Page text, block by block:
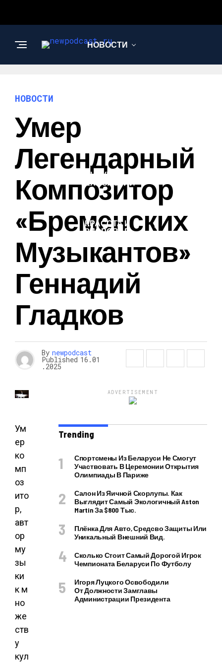
НОВОСТИ
НАУКА И
ТЕХНОЛОГИИ
КРАСОТА И
ЗДОРОВЬЕ
НОВОСТИ
Умер
Легендарный
Композитор
«Бременских
Музыкантов»
Геннадий
Гладков
By newpodcast
Published 16.01
.2025
Ум
ер
ко
мп
оз
ито
р,
авт
ор
му
зы
ки
к м
но
же
ств
у
кул
ADVERTISEMENT
Trending
Спортсмены Из Беларуси Не Смогут
Участвовать В Церемонии Открытия
Олимпиады В Париже
Салон Из Яичной Скорлупы. Как
Выглядит Самый Экологичный Aston
Martin За $800 Тыс.
Плёнка Для Авто, Средсво Защиты Или
Уникальный Внешний Вид.
Сколько Стоит Самый Дорогой Игрок
Чемпионата Беларуси По Футболу
Игоря Луцкого Освободили
От Должности Замглавы
Администрации Президента